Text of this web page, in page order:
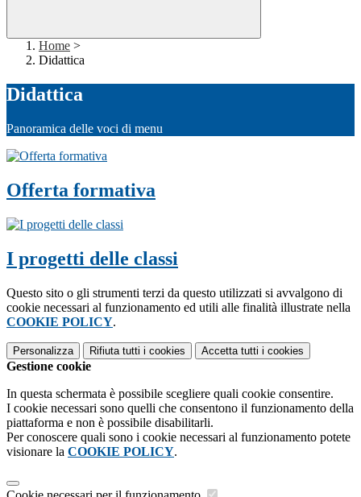
Home >
Didattica
Didattica
Panoramica delle voci di menu
Offerta formativa
I progetti delle classi
Questo sito o gli strumenti terzi da questo utilizzati si avvalgono di
cookie necessari al funzionamento ed utili alle finalità illustrate nella
COOKIE POLICY.
Personalizza Rifiuta tutti i cookies Accetta tutti i cookies
Gestione cookie
In questa schermata è possibile scegliere quali cookie consentire.
I cookie necessari sono quelli che consentono il funzionamento della
piattaforma e non è possibile disabilitarli.
Per conoscere quali sono i cookie necessari al funzionamento potete
visionare la COOKIE POLICY.